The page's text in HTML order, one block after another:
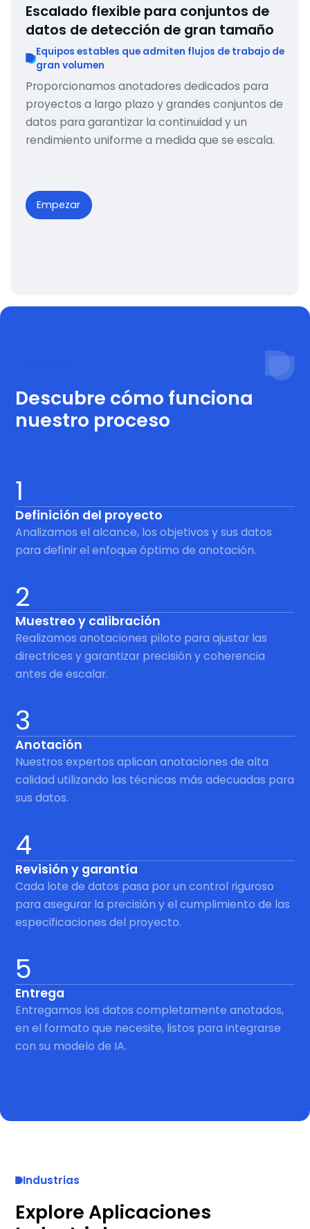
Escalado flexible para conjuntos de
datos de detección de gran tamaño
Equipos estables que admiten flujos de trabajo de
gran volumen
Proporcionamos anotadores dedicados para
proyectos a largo plazo y grandes conjuntos de
datos para garantizar la continuidad y un
rendimiento uniforme a medida que se escala.
Empezar
Descubre cómo funciona
nuestro proceso
1
Definición del proyecto
Analizamos el alcance, los objetivos y sus datos
para definir el enfoque óptimo de anotación.
2
Muestreo y calibración
Realizamos anotaciones piloto para ajustar las
directrices y garantizar precisión y coherencia
antes de escalar.
3
Anotación
Nuestros expertos aplican anotaciones de alta
calidad utilizando las técnicas más adecuadas para
sus datos.
4
Revisión y garantía
Cada lote de datos pasa por un control riguroso
para asegurar la precisión y el cumplimiento de las
especificaciones del proyecto.
5
Entrega
Entregamos los datos completamente anotados,
en el formato que necesite, listos para integrarse
con su modelo de IA.
Industrias
Explore Aplicaciones